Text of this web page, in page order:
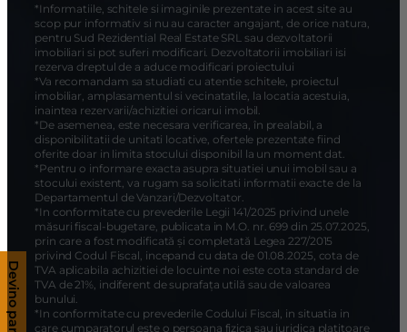
*Informatiile, schitele si imaginile prezentate in acest site au
scop pur informativ si nu au caracter angajant, de orice natura,
pentru Sud Rezidential Real Estate SRL sau dezvoltatorii
imobiliari si pot suferi modificari. Dezvoltatorii imobiliari isi
rezerva dreptul de a aduce modificari proiectului
*Va recomandam sa studiati cu atentie schitele, proiectul
imobiliar, amplasamentul si vecinatatile, la locatia acestuia,
inaintea rezervarii/achizitiei oricarui imobil.
*De asemenea, este necesara verificarea, în prealabil, a
disponibilitatii de unitati locative, ofertele prezentate fiind
oferite doar in limita stocului disponibil la un moment dat.
*Pentru o informare exacta asupra situatiei unui imobil sau a
stocului existent, va rugam sa solicitati informatii exacte de la
Departamentul de Vanzari/Dezvoltator.
*In conformitate cu prevederile Legii 141/2025 privind unele
măsuri fiscal-bugetare, publicata in M.O. nr. 699 din 25.07.2025,
prin care a fost modificată și completată Legea 227/2015
privind Codul Fiscal, incepand cu data de 01.08.2025, cota de
TVA aplicabila achizitiei de locuinte noi este cota standard de
TVA de 21%, indiferent de suprafața utilă sau de valoarea
bunului.
*In conformitate cu prevederile Codului Fiscal, in situatia in
care cumparatorul este o persoana fizica sau juridica platitoare